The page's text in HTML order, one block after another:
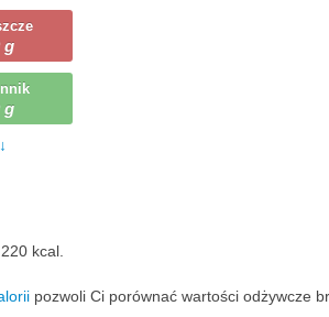
g
g
kcal.
pozwoli Ci porównać wartości odżywcze